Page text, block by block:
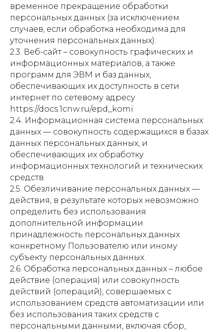
временное прекращение обработки
персональных данных (за исключением
случаев, если обработка необходима для
уточнения персональных данных).
2.3. Веб-сайт – совокупность графических и
информационных материалов, а также
программ для ЭВМ и баз данных,
обеспечивающих их доступность в сети
интернет по сетевому адресу
https://docs.1cnw.ru/epd_komi
2.4. Информационная система персональных
данных — совокупность содержащихся в базах
данных персональных данных, и
обеспечивающих их обработку
информационных технологий и технических
средств.
2.5. Обезличивание персональных данных —
действия, в результате которых невозможно
определить без использования
дополнительной информации
принадлежность персональных данных
конкретному Пользователю или иному
субъекту персональных данных.
2.6. Обработка персональных данных – любое
действие (операция) или совокупность
действий (операций), совершаемых с
использованием средств автоматизации или
без использования таких средств с
персональными данными, включая сбор,